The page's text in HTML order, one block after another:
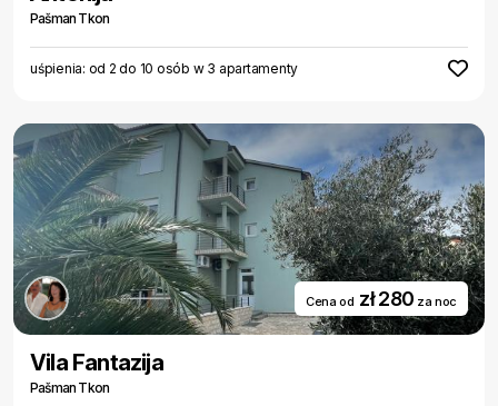
Pašman Tkon
uśpienia: od 2 do 10 osób w 3 apartamenty
Cena od zł 280 za noc
Vila Fantazija
Pašman Tkon